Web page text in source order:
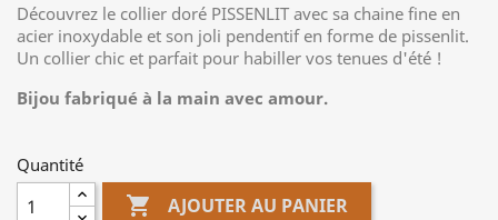
Découvrez le collier doré PISSENLIT avec sa chaine fine en
acier inoxydable et son joli pendentif en forme de pissenlit.
Un collier chic et parfait pour habiller vos tenues d'été !
Bijou fabriqué à la main avec amour.
Quantité
 AJOUTER AU PANIER